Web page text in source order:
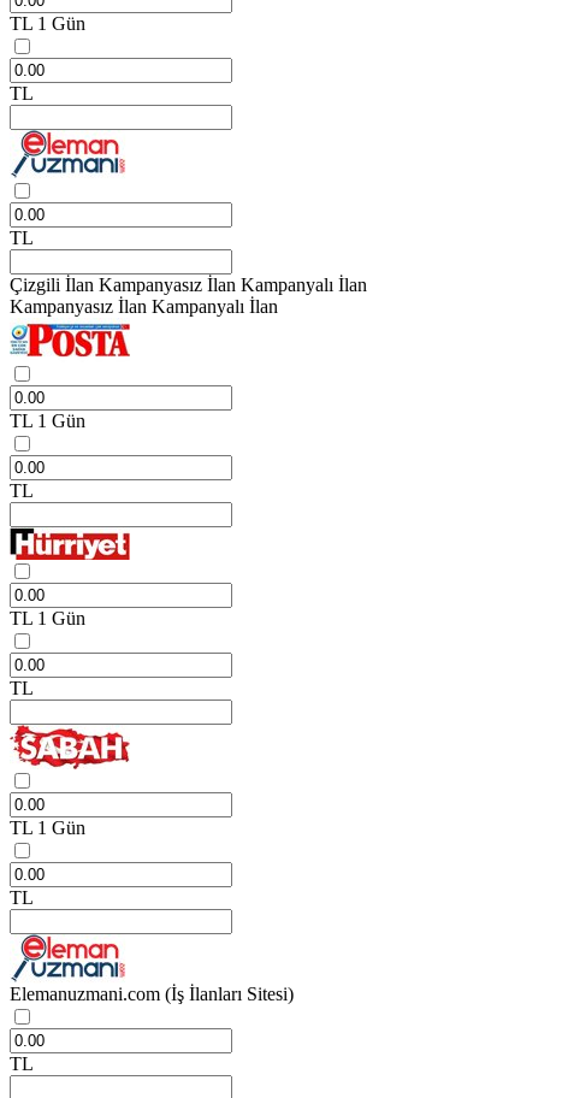
TL 1 Gün
TL
TL
Çizgili İlan Kampanyasız İlan Kampanyalı İlan
Kampanyasız İlan Kampanyalı İlan
TL 1 Gün
TL
TL 1 Gün
TL
TL 1 Gün
TL
Elemanuzmani.com (İş İlanları Sitesi)
TL